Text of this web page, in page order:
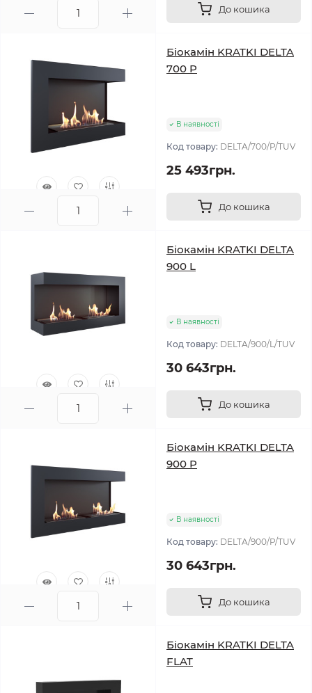
До кошика
Біокамін KRATKI DELTA
700 P
В наявності
Код товару: DELTA/700/P/TUV
25 493грн.
До кошика
Біокамін KRATKI DELTA
900 L
В наявності
Код товару: DELTA/900/L/TUV
30 643грн.
До кошика
Біокамін KRATKI DELTA
900 P
В наявності
Код товару: DELTA/900/P/TUV
30 643грн.
До кошика
Біокамін KRATKI DELTA
FLAT